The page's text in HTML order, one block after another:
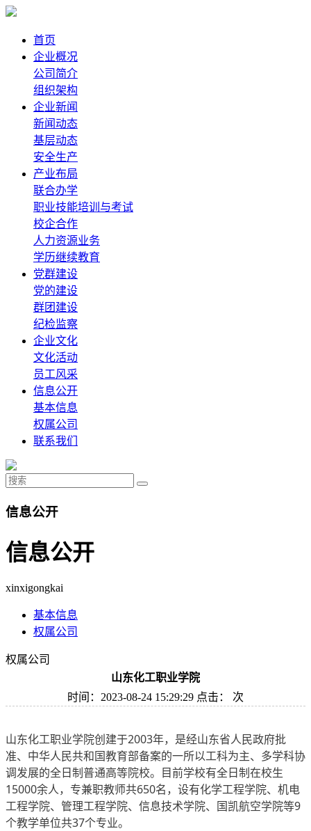
首页
企业概况
公司简介
组织架构
企业新闻
新闻动态
基层动态
安全生产
产业布局
联合办学
职业技能培训与考试
校企合作
人力资源业务
学历继续教育
党群建设
党的建设
群团建设
纪检监察
企业文化
文化活动
员工风采
信息公开
基本信息
权属公司
联系我们
信息公开
信息公开
xinxigongkai
基本信息
权属公司
权属公司
山东化工职业学院
时间：2023-08-24 15:29:29 点击： 次
山东化工职业学院创建于2003年，是经山东省人民政府批
准、中华人民共和国教育部备案的一所以工科为主、多学科协
调发展的全日制普通高等院校。目前学校有全日制在校生
15000余人，专兼职教师共650名，设有化学工程学院、机电
工程学院、管理工程学院、信息技术学院、国凯航空学院等9
个教学单位共37个专业。